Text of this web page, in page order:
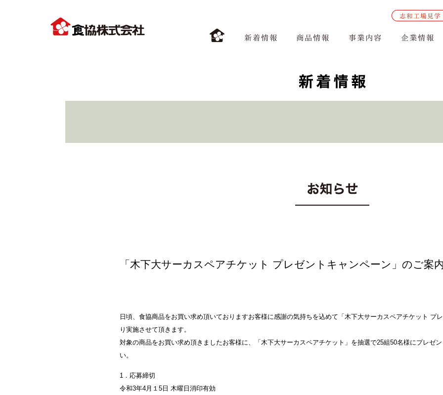
「木下大サーカスペアチケット プレゼントキャンペーン」のご案内
日頃、食協商品をお買い求め頂いておりますお客様に感謝の気持ちを込めて「木下大サーカスペアチケット プ
り実施させて頂きます。
対象の商品をお買い求め頂きましたお客様に、「木下大サーカスペアチケット」を抽選で25組50名様にプレゼ
い。
1．応募締切
令和3年4月１5日 木曜日消印有効